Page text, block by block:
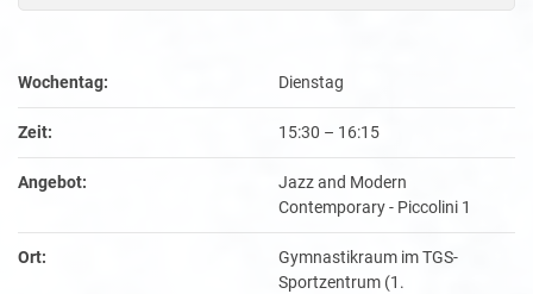
Wochentag: Dienstag
Zeit: 15:30 – 16:15
Angebot:
Jazz and Modern
Contemporary - Piccolini 1
Ort:
Gymnastikraum im TGS-
Sportzentrum (1.